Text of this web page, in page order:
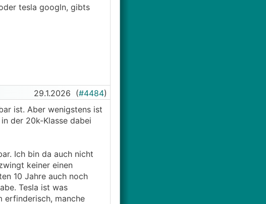
tesla googln, gibts
29.1.2026 (#4484)
ist. Aber wenigstens ist
der 20k-Klasse dabei
Ich bin da auch nicht
keiner einen
10 Jahre auch noch
Tesla ist was
erfinderisch, manche